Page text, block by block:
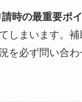
時の最重要ポ
しまいます。
を必ず問い合わ